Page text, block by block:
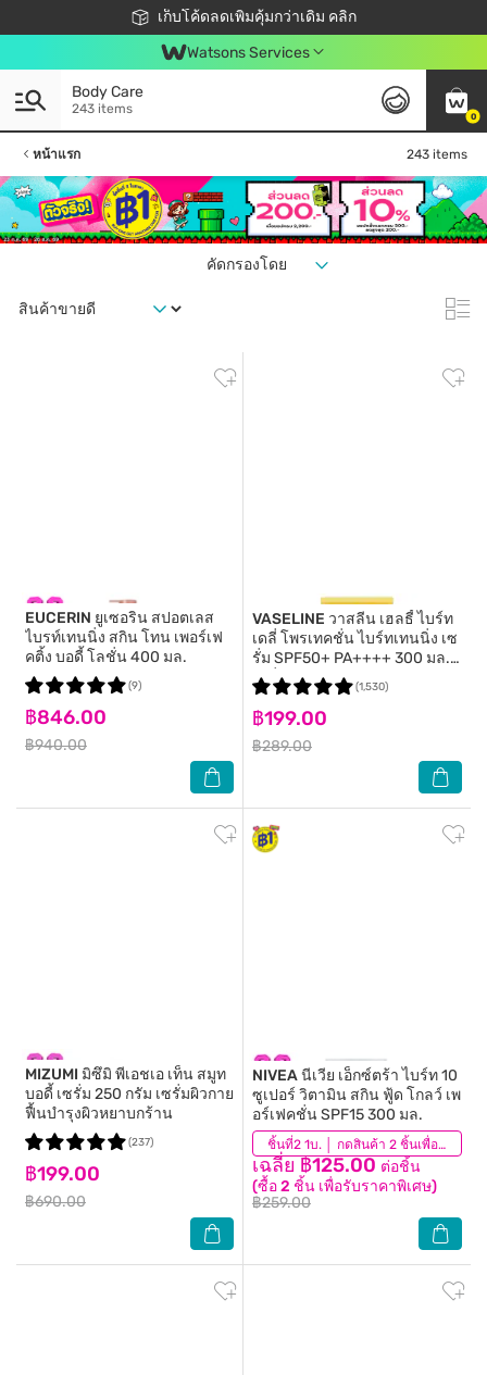
เก็บโค้ดลดเพิ่มคุ้มกว่าเดิม คลิก
ชอปออนไลน์ครั้งแรก ลดเพิ่มจุก ๆ 10%! 🎉
📦ส่งฟรี! เมื่อชอป 499฿
สมาชิกวัตสัน คลับดียังไง?
Watsons Services
0
Body Care
243 items
หน้าแรก 243 items
คัดกรองโดย
EUCERIN ยูเซอริน สปอตเลส
ไบรท์เทนนิ่ง สกิน โทน เพอร์เฟ
คติ้ง บอดี้ โลชั่น 400 มล.
฿846.00
฿940.00
(9)
VASELINE วาสลีน เฮลธี้ ไบร์ท
เดลี่ โพรเทคชั่น ไบร์ทเทนนิ่ง เซ
รั่ม SPF50+ PA++++ 300 มล.
เซรั่
฿199.00
฿289.00
(1,530)
MIZUMI มิซึมิ พีเอชเอ เท็น สมูท
บอดี้ เซรั่ม 250 กรัม เซรั่มผิวกาย
ฟื้นบำรุงผิวหยาบกร้าน
฿199.00
฿690.00
(237) ชิ้นที่2 1บ. │ กดสินค้า 2 ชิ้นเพื่อรับโปรโมชันนี้
NIVEAนีเวีย เอ็กซ์ตร้า ไบร์ท 10
ซูเปอร์ วิตามิน สกิน ฟู้ด โกลว์ เพ
อร์เฟคชั่น SPF15 300 มล.
เฉลี่ย ฿125.00 ต่อชิ้น
(ซื้อ 2 ชิ้น เพื่อรับราคาพิเศษ)
฿259.00
(459)